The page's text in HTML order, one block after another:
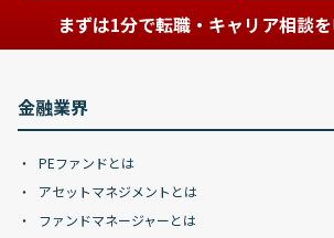
まずは1分で転職・キャリア相談
金融業界
PEファンドとは
アセットマネジメントとは
ファンドマネージャーとは